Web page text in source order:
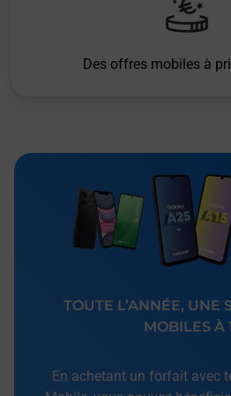
Des offres mobiles à
TOUTE L’ANNÉE, UNE
MOBILES À
En achetant un forfait avec